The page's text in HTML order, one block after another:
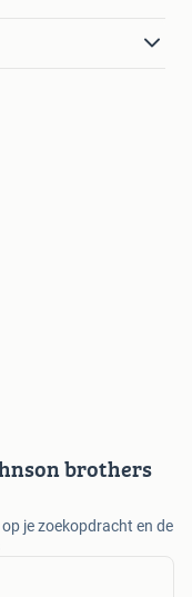
brothers
je zoekopdracht en de